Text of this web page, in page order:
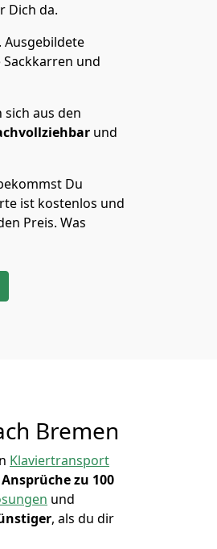
Dich da.
Ausgebildete
und
sich aus den
und
Du
ist kostenlos und
Preis. Was
Bremen
Klaviertransport
Ansprüche zu 100
und
, als du dir